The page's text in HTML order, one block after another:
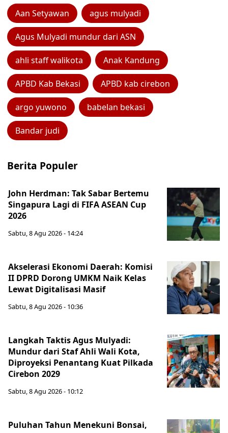
Aan Setyawan agus mulyadi
Agus Mulyadi mundur dari ASN
ahli staff walikota Anak Kandung
APBD Kab Bekasi APBD kab cirebon
argo yuwono babelan bekasi
Bandar judi
Berita Populer
John Herdman: Tak Sabar Bertemu
Singapura Lagi di FIFA ASEAN Cup
2026
Sabtu, 8 Agu 2026 - 14:24
Akselerasi Ekonomi Daerah: Komisi
II DPRD Dorong UMKM Naik Kelas
Lewat Digitalisasi Masif
Sabtu, 8 Agu 2026 - 10:36
Langkah Taktis Agus Mulyadi:
Mundur dari Staf Ahli Wali Kota,
Diproyeksi Penantang Kuat Pilkada
Cirebon 2029
Sabtu, 8 Agu 2026 - 10:12
Puluhan Tahun Menekuni Bonsai,